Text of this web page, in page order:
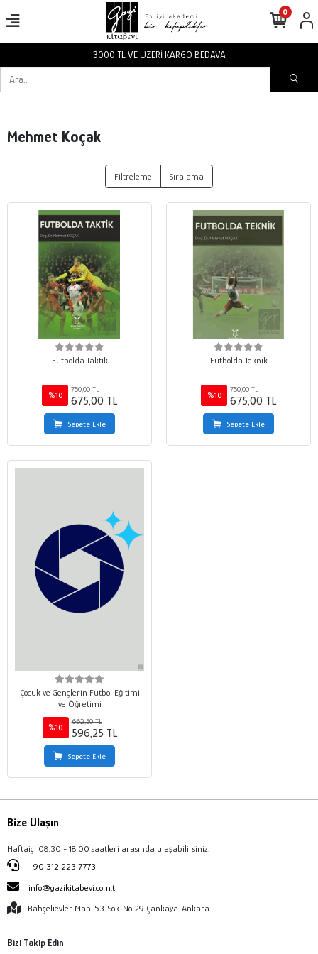
3000 TL VE ÜZERİ KARGO BEDAVA
0
Mehmet Koçak
Filtreleme Sıralama
Futbolda Taktik
%10
750,00 TL
675,00 TL
Sepete Ekle
Futbolda Teknik
%10
750,00 TL
675,00 TL
Sepete Ekle
Çocuk ve Gençlerin Futbol Eğitimi
ve Öğretimi
%10
662,50 TL
596,25 TL
Sepete Ekle
Bize Ulaşın
Haftaiçi 08:30 - 18:00 saatleri arasında ulaşabilirsiniz.
+90 312 223 7773
info@gazikitabevi.com.tr
Bahçelievler Mah. 53. Sok. No:29 Çankaya-Ankara
Bizi Takip Edin